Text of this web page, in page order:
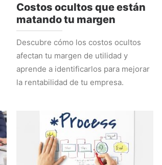
Costos ocultos que están
matando tu margen
Descubre cómo los costos ocultos
afectan tu margen de utilidad y
aprende a identificarlos para mejorar
la rentabilidad de tu empresa.